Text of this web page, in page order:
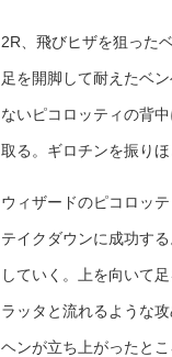
2R、飛びヒザを狙った
足を開脚して耐えたベ
ないピコロッティの背
取る。ギロチンを振り
ウィザードのピコロッ
テイクダウンに成功す
していく。上を向いて
ラッタと流れるような
ヘンが立ち上がったとこ